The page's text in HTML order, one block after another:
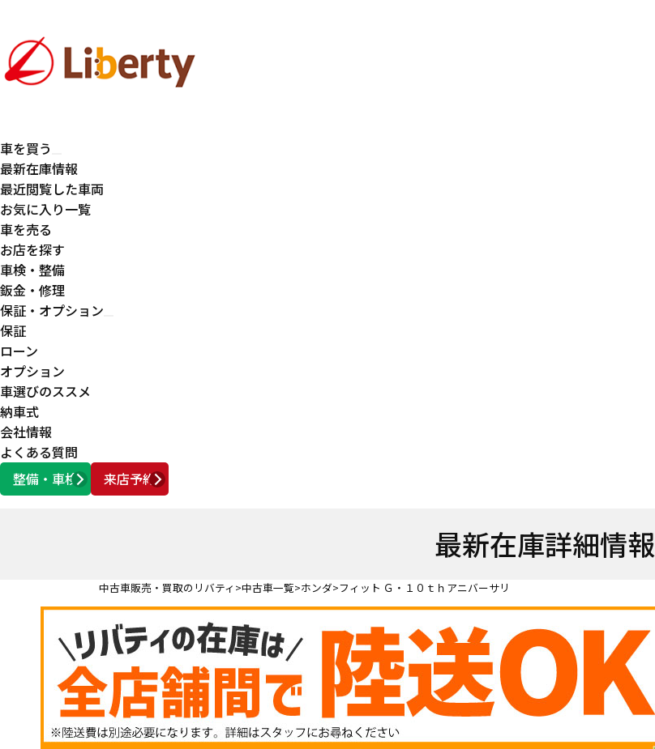
車を買う
最新在庫情報
最近閲覧した車両
お気に入り一覧
車を売る
お店を探す
車検・整備
鈑金・修理
保証・オプション
保証
ローン
オプション
車選びのススメ
納車式
会社情報
よくある質問
整備・車検
来店予約
営業時間 AM10:00 ～ PM6:00
最新在庫詳細情報
中古車販売・買取のリバティ 中古車一覧 ホンダ フィット Ｇ・１０ｔｈアニバーサリ